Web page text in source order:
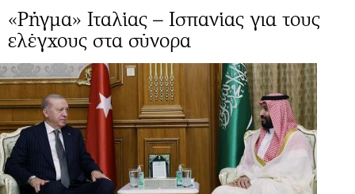
«Ρήγμα» Ιταλίας – Ισπανίας για τους
ελέγχους στα σύνορα